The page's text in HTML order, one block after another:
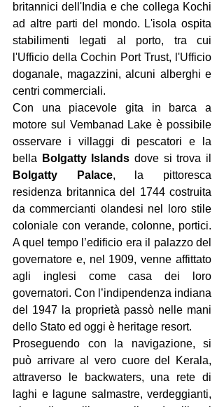
britannici dell'India e che collega Kochi
ad altre parti del mondo. L'isola ospita
stabilimenti legati al porto, tra cui
l'Ufficio della Cochin Port Trust, l'Ufficio
doganale, magazzini, alcuni alberghi e
centri commerciali.
Con una piacevole gita in barca a
motore sul Vembanad Lake è possibile
osservare i villaggi di pescatori e la
bella
Bolgatty Islands
Bolgatty Palace, la pittoresca
residenza britannica del 1744 costruita
da commercianti olandesi nel loro stile
coloniale con verande, colonne, portici.
A quel tempo l’edificio era il palazzo del
governatore e, nel 1909, venne affittato
agli inglesi come casa dei loro
governatori. Con l’indipendenza indiana
del 1947 la proprietà passò nelle mani
dello Stato ed oggi è heritage resort.
Proseguendo con la navigazione, si
può arrivare al vero cuore del Kerala,
attraverso le backwaters, una rete di
laghi e lagune salmastre, verdeggianti,